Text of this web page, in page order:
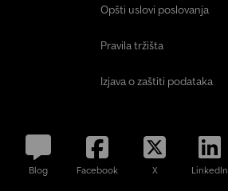
Opšti uslovi poslovanja
Pravila tržišta
Izjava o zaštiti podataka
Blog Facebook X LinkedIn